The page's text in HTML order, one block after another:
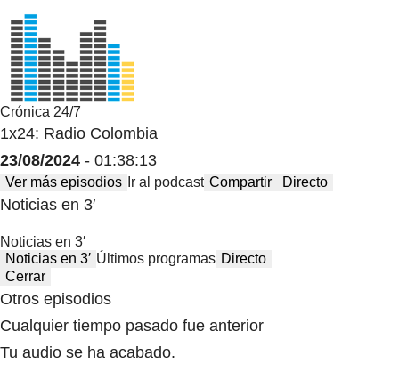
Crónica 24/7
1x24: Radio Colombia
23/08/2024 - 01:38:13
Ver más episodios Ir al podcast Compartir Directo
Noticias en 3′
Noticias en 3′
Noticias en 3′ Últimos programas Directo
Cerrar
Otros episodios
Cualquier tiempo pasado fue anterior
Tu audio se ha acabado.